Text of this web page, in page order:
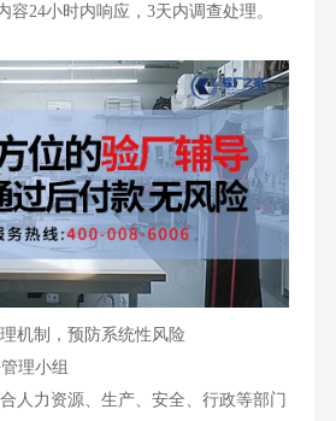
容24小时内响应，3天内调查处理。
制，预防系统性风险
理小组
力资源、生产、安全、行政等部门